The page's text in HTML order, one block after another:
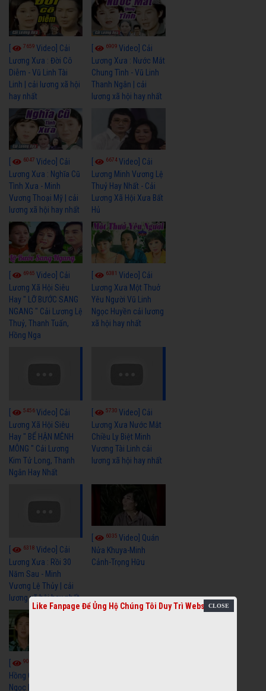
7659 Video] Cải
Lương Xưa : Đời Cô
Diễm - Vũ Linh Tài
Linh | cải lương xã hội
hay nhất
6909Video] Cải
Lương Xưa : Nước Mắt
Chung Tình - Vũ Linh
Thanh Ngân | cải
lương xã hội hay nhất
6047 Video] Cải
Lương Xưa : Nghĩa Cũ
Tình Xưa - Minh
Vương Thoại Mỹ | cải
lương xã hội hay nhất
6674Video] Cải
Lương Minh Vương Lệ
Thuỷ Hay Nhất - Cải
Lương Xã Hội Xưa Bất
Hủ
6965 Video] Cải
Lương Xã Hội Siêu
Hay " LỠ BƯỚC SANG
NGANG " Cải Lương Lệ
Thuỷ, Thanh Tuấn,
Hồng Nga
6381Video] Cải
Lương Xưa Một Thuở
Yêu Người Vũ Linh
Ngọc Huyền cải lương
xã hội hay nhất
5456Video] Cải
Lương Xã Hội Siêu
Hay " BỂ HẬN MÊNH
MÔNG " Cải Lương
Kim Tử Long, Thanh
Ngân Hay Nhất
5730Video] Cải
Lương Xưa Nước Mắt
Chiều Ly Biệt Minh
Vương Tài Linh cải
lương xã hội hay nhất
6318 Video] Cải
Lương Xưa : Rồi 30
Năm Sau - Minh
Vương Lệ Thủy | cải
lương xã hội hay nhất
6035Video] Quán
Nửa Khuya-Minh
Cảnh-Trọng Hữu
9050
Hồng Cài Áo - Vũ Linh,
Ngọc Huyền, Ngọc
Like Fanpage Để Ủng Hộ Chúng Tôi Duy Trì Website